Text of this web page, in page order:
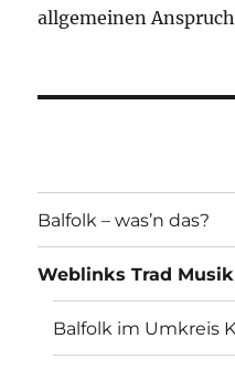
allgemeinen
Balfolk – was’n das?
Weblinks Trad Musik
Balfolk im Umkreis